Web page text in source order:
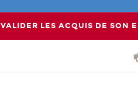
VALIDER LES ACQUIS DE SON